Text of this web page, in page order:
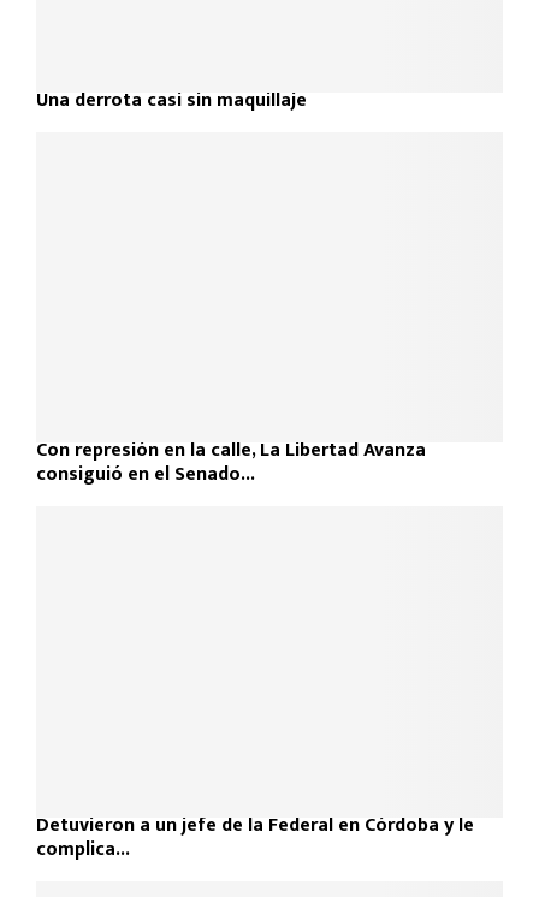
Una derrota casi sin maquillaje
Con represión en la calle, La Libertad Avanza
consiguió en el Senado...
Detuvieron a un jefe de la Federal en Córdoba y le
complica...